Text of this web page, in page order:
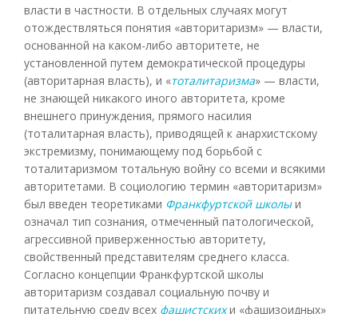
власти в частности. В отдельных случаях могут
отождествляться понятия «авторитаризм» — власти,
основанной на каком-либо авторитете, не
установленной путем демократической процедуры
(авторитарная власть), и «тоталитаризма» — власти,
не знающей никакого иного авторитета, кроме
внешнего принуждения, прямого насилия
(тоталитарная власть), приводящей к анархистскому
экстремизму, понимающему под борьбой с
тоталитаризмом тотальную войну со всеми и всякими
авторитетами. В социологию термин «авторитаризм»
был введен теоретиками Франкфуртской школыи
означал тип сознания, отмеченный патологической,
агрессивной приверженностью авторитету,
свойственный представителям среднего класса.
Согласно концепции Франкфуртской школы
авторитаризм создавал социальную почву и
питательную среду всех фашистскихи «фашизоидных»